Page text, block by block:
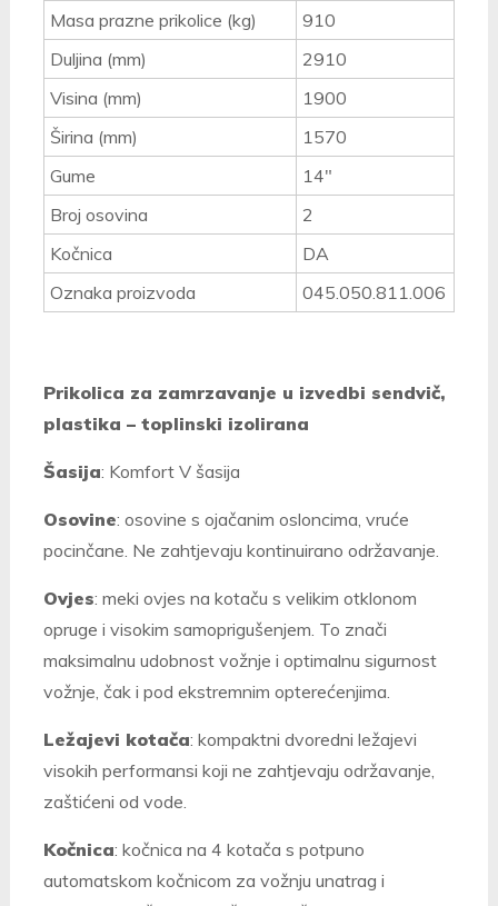
Masa prazne prikolice (kg)
910
Duljina (mm)
2910
Visina (mm)
1900
Širina (mm)
1570
Gume
14"
Broj osovina
2
Kočnica
DA
Oznaka proizvoda
045.050.811.006
Prikolica za zamrzavanje u izvedbi sendvič,
plastika – toplinski izolirana
Šasija: Komfort V šasija
Osovine: osovine s ojačanim osloncima, vruće
pocinčane. Ne zahtjevaju kontinuirano održavanje.
Ovjes: meki ovjes na kotaču s velikim otklonom
opruge i visokim samoprigušenjem. To znači
maksimalnu udobnost vožnje i optimalnu sigurnost
vožnje, čak i pod ekstremnim opterećenjima.
Ležajevi kotača: kompaktni dvoredni ležajevi
visokih performansi koji ne zahtjevaju održavanje,
zaštićeni od vode.
Kočnica: kočnica na 4 kotača s potpuno
automatskom kočnicom za vožnju unatrag i